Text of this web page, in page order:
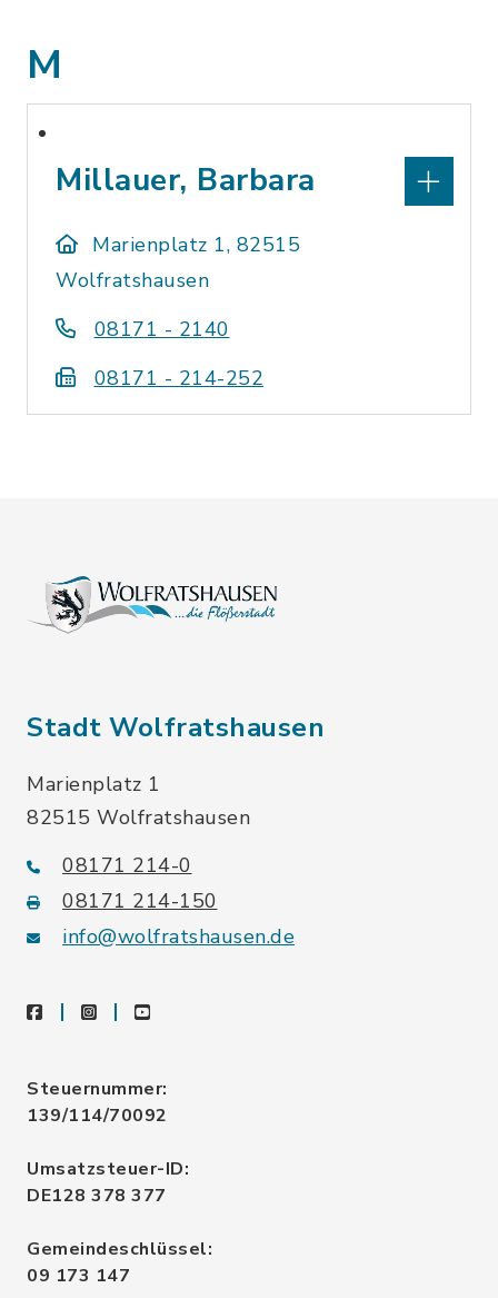
M
Millauer, Barbara
Marienplatz 1, 82515
Wolfratshausen
08171 - 2140
08171 - 214-252
Stadt Wolfratshausen
Marienplatz 1
82515 Wolfratshausen
08171 214-0
08171 214-150
info@wolfratshausen.de
facebookinstagramyoutube
Steuernummer:
139/114/70092
Umsatzsteuer-ID:
DE128 378 377
Gemeindeschlüssel:
09 173 147